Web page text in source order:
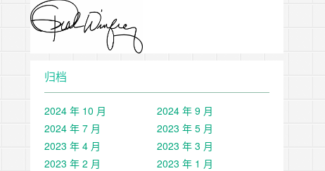
归档
2024 年 10 月
2024 年 9 月
2024 年 7 月
2023 年 5 月
2023 年 4 月
2023 年 3 月
2023 年 2 月
2023 年 1 月